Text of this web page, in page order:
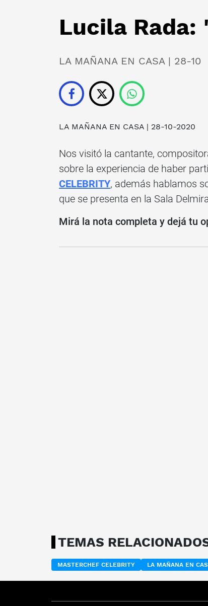
Lucila Rada:
LA MAÑANA EN CASA | 28-10
LA MAÑANA EN CASA | 28-10-2020
Nos visitó la cantante,
sobre la experiencia de haber
CELEBRITY, además hablamos
que se presenta en la Sala
Mirá la nota completa y dejá tu
TEMAS
MASTERCHEF CELEBRITY LA MAÑANA EN